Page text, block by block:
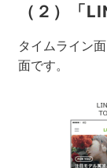
（２）「
タイムライン
面です。